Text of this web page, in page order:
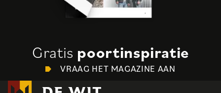
Gratis poortinspiratie
VRAAG HET MAGAZINE AAN